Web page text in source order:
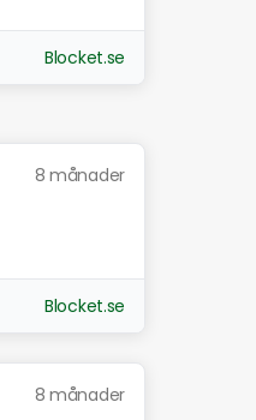
Blocket.se
8 månader
Blocket.se
8 månader